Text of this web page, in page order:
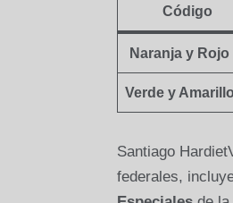
Código
Naranja y Rojo
Verde y Amarillo
Santiago
federales,